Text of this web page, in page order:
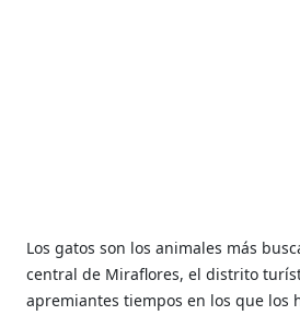
Los gatos son los animales más
central de Miraflores, el distrito
apremiantes tiempos en los que los